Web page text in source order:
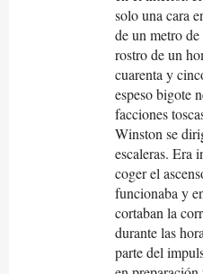
solo una cara
de un metro
rostro de un
cuarenta y
espeso bigote
facciones
Winston se
escaleras. Era
coger el
funcionaba y
cortaban la
durante las
parte del